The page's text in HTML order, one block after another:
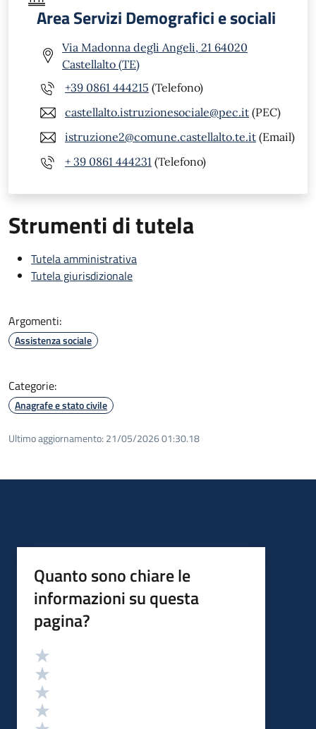
Area Servizi Demografici e sociali
Via Madonna degli Angeli, 21 64020
Castellalto (TE)
+39 0861 444215 (Telefono)
castellalto.istruzionesociale@pec.it (PEC)
istruzione2@comune.castellalto.te.it (Email)
+ 39 0861 444231 (Telefono)
Strumenti di tutela
Tutela amministrativa
Tutela giurisdizionale
Argomenti:
Assistenza sociale
Categorie:
Anagrafe e stato civile
Ultimo aggiornamento: 21/05/2026 01:30.18
Quanto sono chiare le
informazioni su questa
pagina?
Valutazione